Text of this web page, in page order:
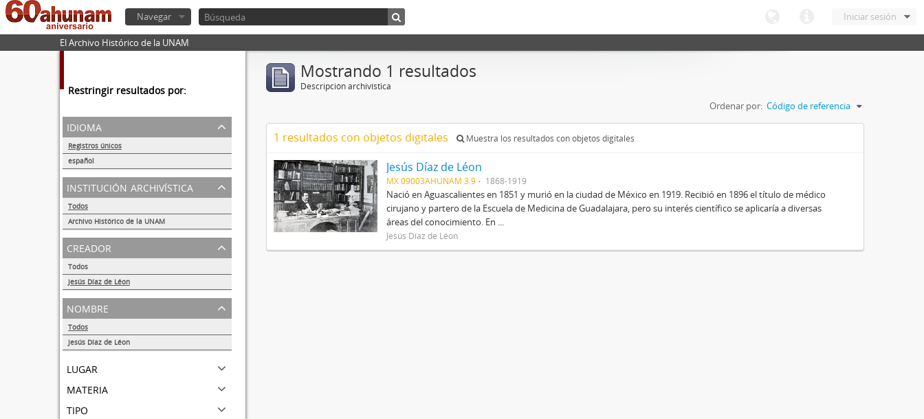
Iniciar sesión
Navegar
El Archivo Histórico de la UNAM
Restringir resultados por:
idioma
Registros únicos
español
1
institución archivística
Todos
Archivo Histórico de la UNAM
1
creador
Todos
Jesús Díaz de Léon
1
nombre
Todos
Jesús Díaz de Léon
lugar
materia
tipo
Mostrando 1 resultados
Descripción archivística
Ordenar por: Código de referencia
1 resultados con objetos digitales Muestra los resultados con objetos digitales
Jesús Díaz de Léon
MX 09003AHUNAM 3.9 1868-1919
Nació en Aguascalientes en 1851 y murió en la ciudad de México en 1919. Recibió en 1896 el título de médico
cirujano y partero de la Escuela de Medicina de Guadalajara, pero su interés científico se aplicaría a diversas
áreas del conocimiento. En ...
Jesús Díaz de Léon